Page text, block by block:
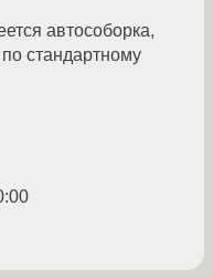
автособорка,
стандартному